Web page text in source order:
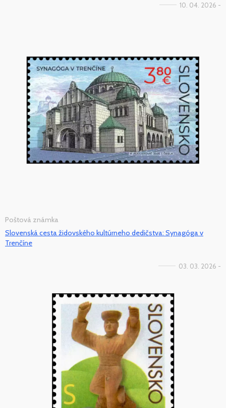
10. 04. 2026 -
Poštová známka
Slovenská cesta židovského kultúrneho dedičstva: Synagóga v
Trenčíne
03. 03. 2026 -